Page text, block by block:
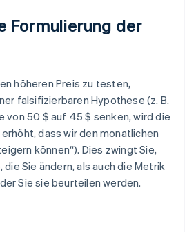
Formulierung der
höheren Preis zu testen,
falsifizierbaren Hypothese (z. B.
von 50 $ auf 45 $ senken, wird die
dass wir den monatlichen
können“). Dies zwingt Sie,
die Sie ändern, als auch die Metrik
Sie sie beurteilen werden.